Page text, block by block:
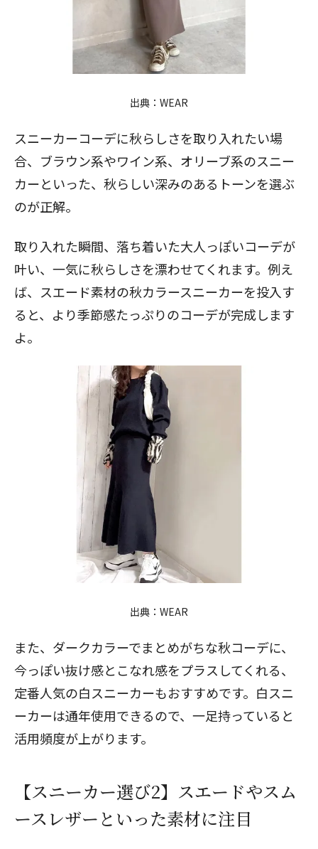
出典： WEAR
スニーカーコーデに秋らしさを取り入れたい場
合、ブラウン系やワイン系、オリーブ系のスニー
カーといった、秋らしい深みのあるトーンを選ぶ
のが正解。
取り入れた瞬間、落ち着いた大人っぽいコーデが
叶い、一気に秋らしさを漂わせてくれます。例え
ば、スエード素材の秋カラースニーカーを投入す
ると、より季節感たっぷりのコーデが完成します
よ。
出典： WEAR
また、ダークカラーでまとめがちな秋コーデに、
今っぽい抜け感とこなれ感をプラスしてくれる、
定番人気の白スニーカーもおすすめです。白スニ
ーカーは通年使用できるので、一足持っていると
活用頻度が上がります。
【スニーカー選び2】スエードやスム
ースレザーといった素材に注目